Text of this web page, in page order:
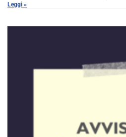
Leggi »